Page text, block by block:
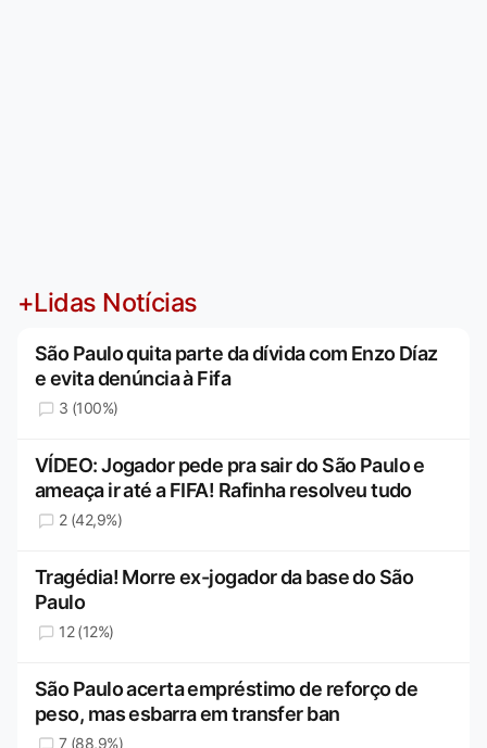
+Lidas Notícias
São Paulo quita parte da dívida com Enzo Díaz
e evita denúncia à Fifa
3 (100%)
VÍDEO: Jogador pede pra sair do São Paulo e
ameaça ir até a FIFA! Rafinha resolveu tudo
2 (42,9%)
Tragédia! Morre ex-jogador da base do São
Paulo
12 (12%)
São Paulo acerta empréstimo de reforço de
peso, mas esbarra em transfer ban
7 (88,9%)